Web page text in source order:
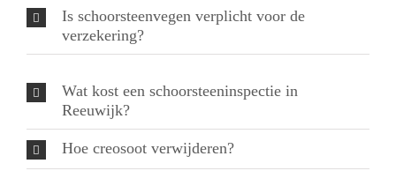
Is schoorsteenvegen verplicht voor de
verzekering?
Wat kost een schoorsteeninspectie in
Reeuwijk?
Hoe creosoot verwijderen?